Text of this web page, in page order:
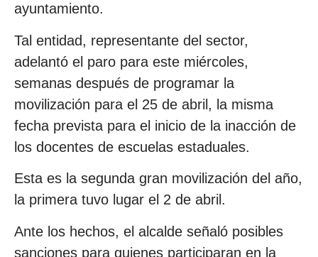
ayuntamiento.
Tal entidad, representante del sector,
adelantó el paro para este miércoles,
semanas después de programar la
movilización para el 25 de abril, la misma
fecha prevista para el inicio de la inacción de
los docentes de escuelas estaduales.
Esta es la segunda gran movilización del año,
la primera tuvo lugar el 2 de abril.
Ante los hechos, el alcalde señaló posibles
sanciones para quienes participaran en la